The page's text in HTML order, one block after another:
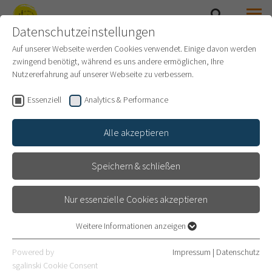
SAMMLUNG PRINZHORN
© Atelier Altenkirchen
LEITBILD
Datenschutzeinstellungen
Auf unserer Webseite werden Cookies verwendet. Einige davon werden
zwingend benötigt, während es uns andere ermöglichen, Ihre
Nutzererfahrung auf unserer Webseite zu verbessern.
Essenziell Analytics & Performance
Alle akzeptieren
Speichern & schließen
Nur essenzielle Cookies akzeptieren
Essenzielle Cookies werden für grundlegende Funktionen der
Webseite benötigt. Dadurch ist gewährleistet, dass die Webseite
Weitere Informationen anzeigen
Powered by
sgalinski Cookie Consent
Impressum | Datenschutz